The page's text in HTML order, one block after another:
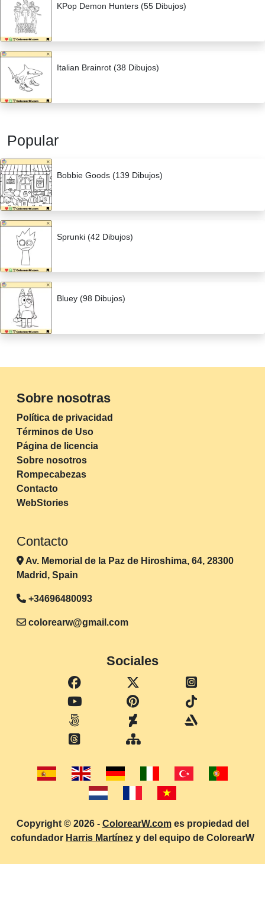
KPop Demon Hunters (55 Dibujos)
Italian Brainrot (38 Dibujos)
Popular
Bobbie Goods (139 Dibujos)
Sprunki (42 Dibujos)
Bluey (98 Dibujos)
Sobre nosotras
Política de privacidad
Términos de Uso
Página de licencia
Sobre nosotros
Rompecabezas
Contacto
WebStories
Contacto
Av. Memorial de la Paz de Hiroshima, 64, 28300
Madrid, Spain
+34696480093
colorearw@gmail.com
Sociales
Copyright © 2026 - ColorearW.comes propiedad del
cofundador Harris Martínez y del equipo de ColorearW